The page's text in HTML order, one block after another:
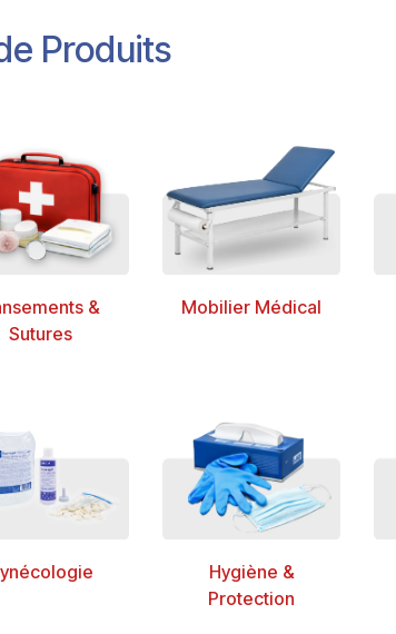
Produits
&
Sutures
Mobilier Médical
Hygiène &
Protection